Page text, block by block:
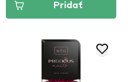
Pridať